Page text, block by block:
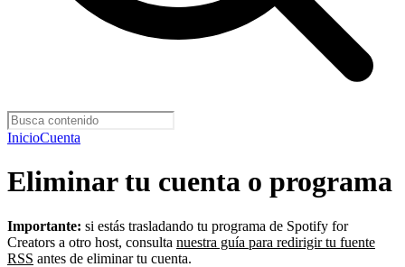
InicioCuenta
Eliminar tu cuenta o programa
Importante: si estás trasladando tu programa de Spotify for
Creators a otro host, consulta nuestra guía para redirigir tu fuente
RSS antes de eliminar tu cuenta.